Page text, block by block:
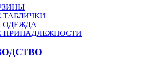
ТАБЛИЧКИ
ОДЕЖДА
ПРИНАДЛЕЖНОСТИ